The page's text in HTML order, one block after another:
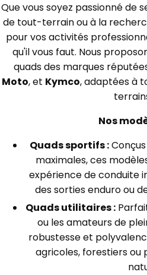
Que vous soyez passionné de
de tout-terrain ou à la
pour vos activités
qu'il vous faut. Nous
quads des marques
Moto, et Kymco, adaptées à
Nos
Quads sportifs :
maximales, ces
expérience de conduite
des sorties enduro ou
Quads utilitaires :
ou les amateurs de
robustesse et
agricoles, forestiers ou